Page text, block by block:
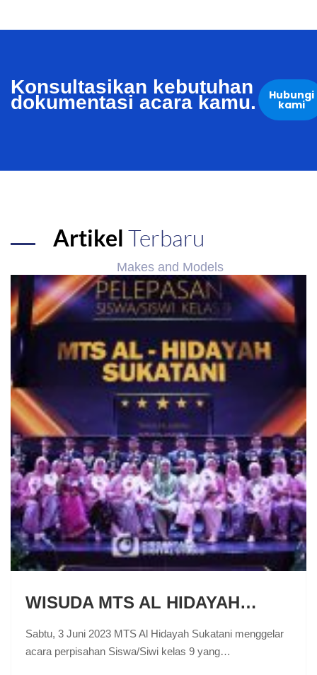
Konsultasikan kebutuhan
dokumentasi acara kamu. Hubungi
kami
Artikel Terbaru
Makes and Models
WISUDA MTS AL HIDAYAH…
Sabtu, 3 Juni 2023 MTS Al Hidayah Sukatani menggelar
acara perpisahan Siswa/Siwi kelas 9 yang…